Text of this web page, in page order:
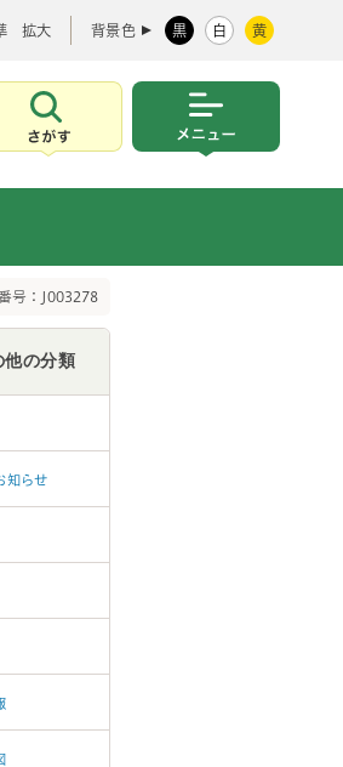
拡大 背景色 黒 白 黄
さがす
号：J003278
他の分類
知らせ